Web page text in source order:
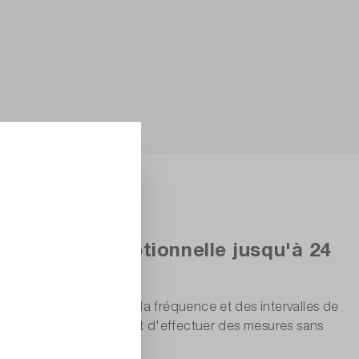
entrée HF optionnelle jusqu'à 24
multicanaux de la fréquence et des intervalles de
104S vous permet d'effectuer des mesures sans